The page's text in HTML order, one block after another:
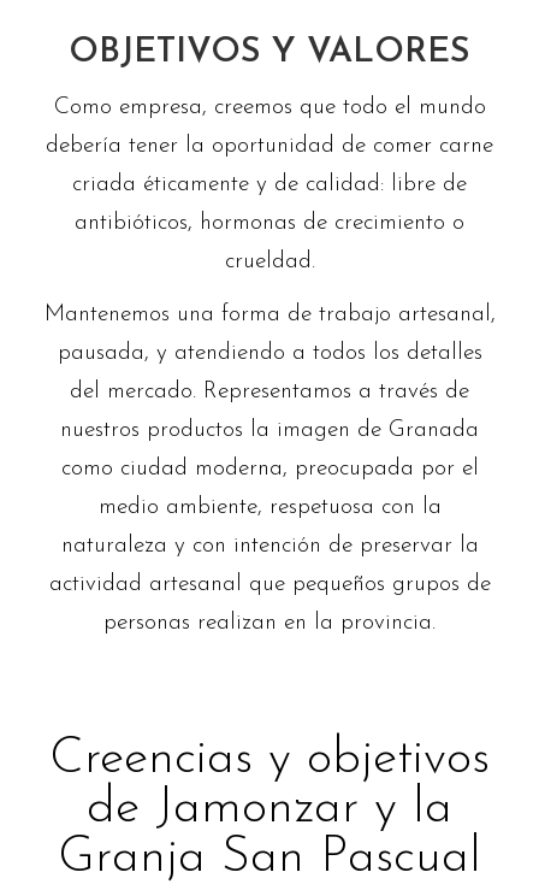
OBJETIVOS Y VALORES
Como empresa, creemos que todo el mundo
debería tener la oportunidad de comer carne
criada éticamente y de calidad: libre de
antibióticos, hormonas de crecimiento o
crueldad.
Mantenemos una forma de trabajo artesanal,
pausada, y atendiendo a todos los detalles
del mercado. Representamos a través de
nuestros productos la imagen de Granada
como ciudad moderna, preocupada por el
medio ambiente, respetuosa con la
naturaleza y con intención de preservar la
actividad artesanal que pequeños grupos de
personas realizan en la provincia.
Creencias y objetivos
de Jamonzar y la
Granja San Pascual